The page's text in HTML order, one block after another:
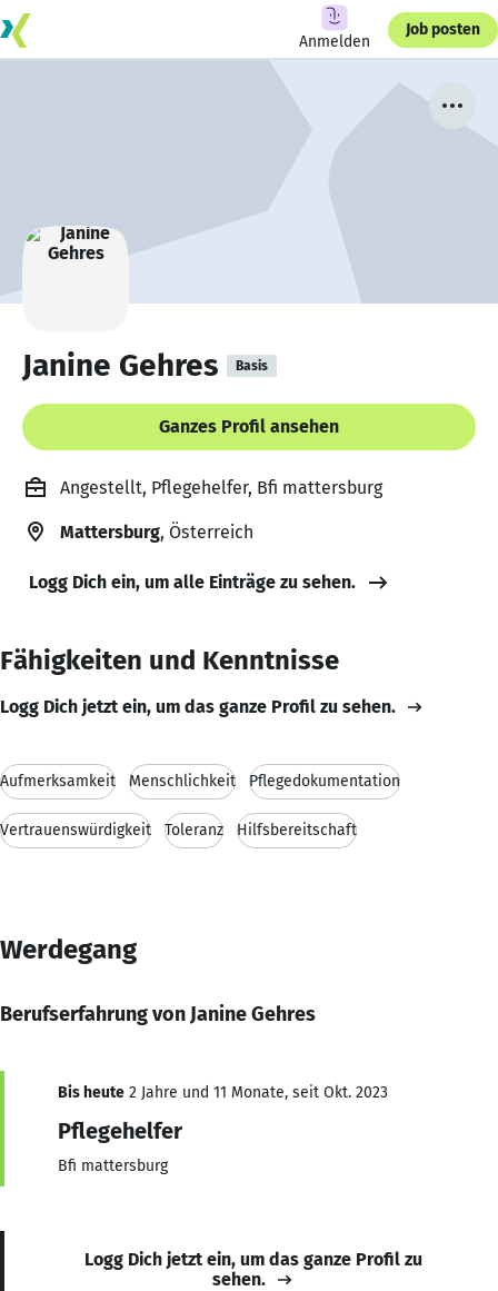
Anmelden
Job posten
Janine Gehres Basis
Ganzes Profil ansehen
Angestellt, Pflegehelfer, Bfi mattersburg
Mattersburg, Österreich
Logg Dich ein, um alle Einträge zu sehen.
Fähigkeiten und Kenntnisse
Logg Dich jetzt ein, um das ganze Profil zu sehen.
Aufmerksamkeit Menschlichkeit Pflegedokumentation
Vertrauenswürdigkeit Toleranz Hilfsbereitschaft
Werdegang
Berufserfahrung von Janine Gehres
Bis heute 2 Jahre und 11 Monate, seit Okt. 2023
Pflegehelfer
Bfi mattersburg
Logg Dich jetzt ein, um das ganze Profil zu
sehen.